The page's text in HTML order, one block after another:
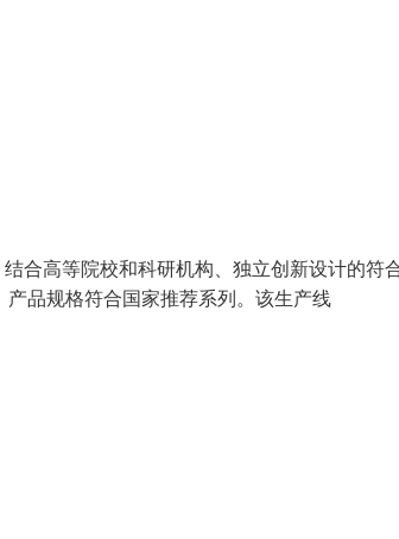
合高等院校和科研机构、独立创新设计的符
品规格符合国家推荐系列。该生产线